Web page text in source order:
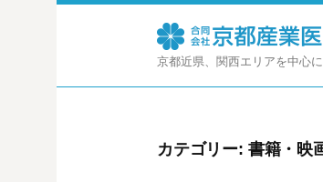
コ
京都近県、関西エリアを中心
カテゴリー: 書籍・映